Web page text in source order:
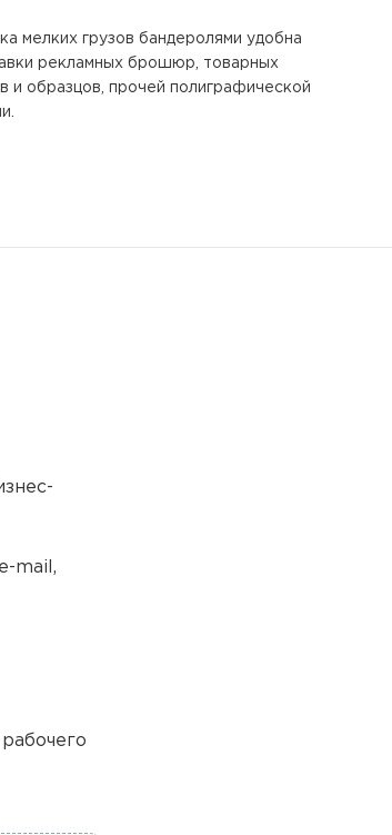
мелких грузов бандеролями удобна
рекламных брошюр, товарных
и образцов, прочей полиграфической
mail,